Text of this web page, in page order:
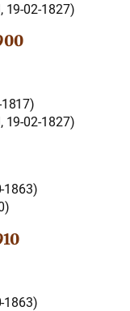
19-02-1827)
19-02-1827)
1863)
1863)